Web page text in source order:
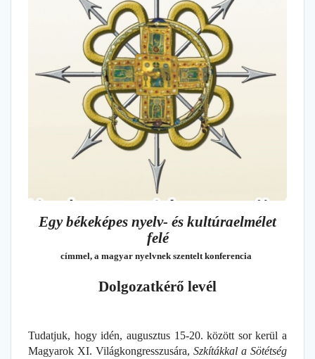
Egy békeképes nyelv- és kultúraelmélet
felé
címmel, a magyar nyelvnek szentelt konferencia
Dolgozatkérő levél
Tudatjuk, hogy idén, augusztus 15-20. között sor kerül a
Magyarok XI. Világkongresszusára, Szkítákkal a Sötétség